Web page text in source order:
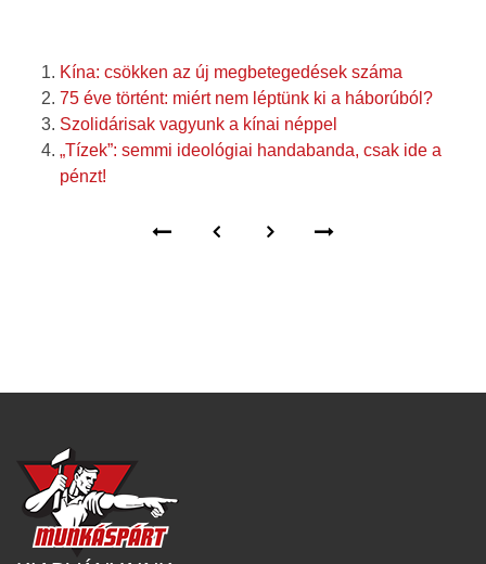
Kína: csökken az új megbetegedések száma
75 éve történt: miért nem léptünk ki a háborúból?
Szolidárisak vagyunk a kínai néppel
„Tízek”: semmi ideológiai handabanda, csak ide a
pénzt!